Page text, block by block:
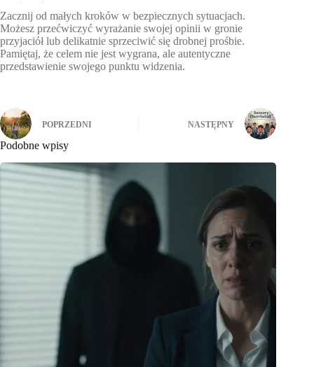
Zacznij od małych kroków w bezpiecznych sytuacjach.
Możesz przećwiczyć wyrażanie swojej opinii w gronie
przyjaciół lub delikatnie sprzeciwić się drobnej prośbie.
Pamiętaj, że celem nie jest wygrana, ale autentyczne
przedstawienie swojego punktu widzenia.
POPRZEDNI NASTĘPNY
Podobne wpisy